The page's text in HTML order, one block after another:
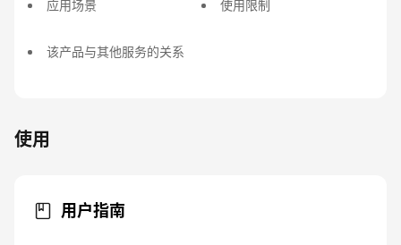
应用场景 使用限制
该产品与其他服务的关系
使用
用户指南